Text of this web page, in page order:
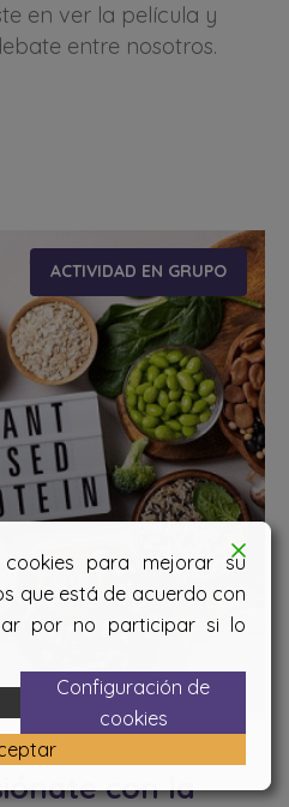
en ver la película y
entre nosotros.
ACTIVIDAD EN GRUPO
con la
para mejorar su
que está de acuerdo con
por no participar si lo
Configuración de
cookies